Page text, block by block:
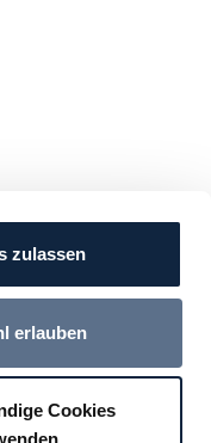
zulassen
erlauben
Cookies